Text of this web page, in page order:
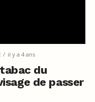
il y a 4 ans
du
de passer